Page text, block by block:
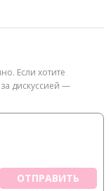
Если хотите
дискуссией —
ОТПРАВИТЬ